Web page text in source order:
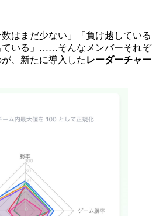
数はまだ少ない」「負け越している
ている」……そんなメンバーそれぞ
、新たに導入した レーダーチャー